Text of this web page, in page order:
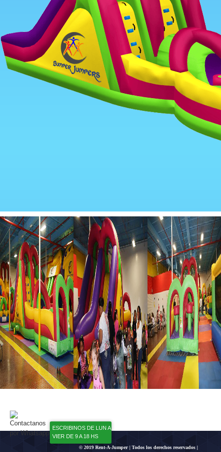
© 2019 Rent-A-Jumper | Todos los derechos reservados |
ESCRIBINOS DE LUN A
VIER DE 9 A 18 HS